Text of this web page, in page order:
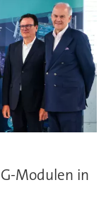
Modulen in